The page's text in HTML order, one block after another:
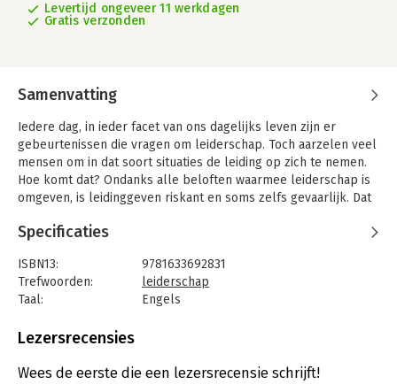
Levertijd ongeveer 11 werkdagen
Gratis verzonden
Samenvatting
Iedere dag, in ieder facet van ons dagelijks leven zijn er
gebeurtenissen die vragen om leiderschap. Toch aarzelen veel
mensen om in dat soort situaties de leiding op zich te nemen.
Hoe komt dat? Ondanks alle beloften waarmee leiderschap is
omgeven, is leidinggeven riskant en soms zelfs gevaarlijk. Dat
meedraagt. Leiderschap gaat over verandering en vereist dat
vragen om dingen anders doen dan op de vertrouwde wijze
doet pijn. Hierdoor voelen mensen zich bedreigd en dat heeft
nogal eens tot gevolg dat de leider wordt geslachtofferd. In
mogelijk is naar voren te treden, zonder het gevaar beschadigd
beschermen tegen de risico's en gevaren die zijn verbonden
Specificaties
ISBN13:
9781633692831
Trefwoorden:
leiderschap
Taal:
Engels
Aantal pagina's:
Druk:
1
Lezersrecensies
Wees de eerste die een lezersrecensie schrijft!